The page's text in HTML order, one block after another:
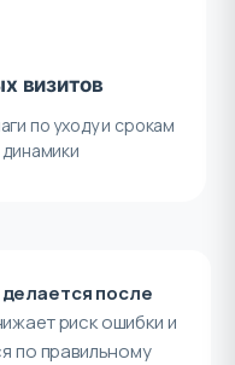
визитов
по уходу и срокам
после
риск ошибки и
по правильному